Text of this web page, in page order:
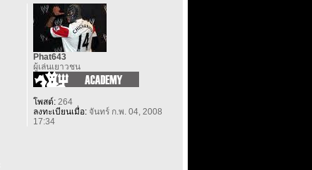
Phat643
ผู้เล่นเยาวชน
โพสต์:264
ลงทะเบียนเมื่อ:จันทร์ ก.พ. 04, 2008
17:34